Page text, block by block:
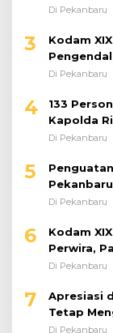
Bantuan
Di Pekanbaru
3
Kodam
Doktrin TNI
Di Pekanbaru
4
133
Kapolda
dengan
Di Pekanbaru
5
Di Pekanbaru
6
Kodam
Perwira,
Perkuat
Di Pekanbaru
7
Apresiasi
Tetap
Di Pekanbaru